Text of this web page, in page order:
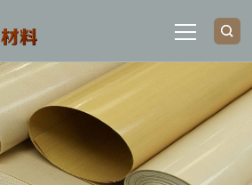
网站首页
关于我们